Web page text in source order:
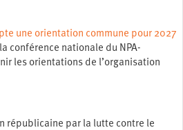
une orientation commune pour 2027
conférence nationale du NPA-
les orientations de l’organisation
républicaine par la lutte contre le